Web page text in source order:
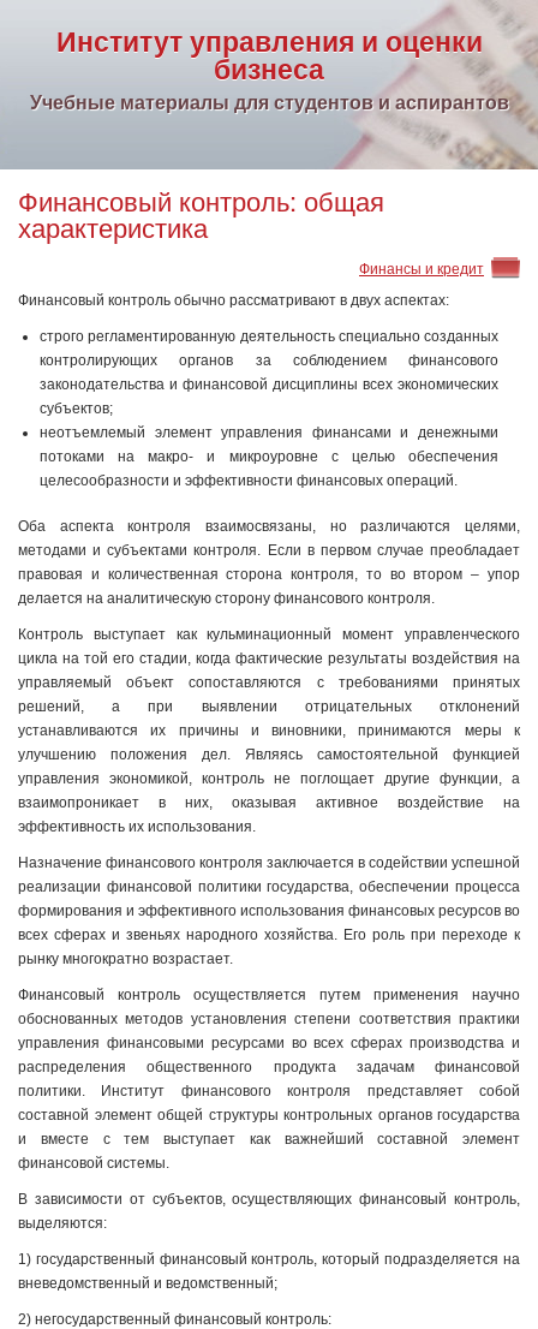
Институт управления и оценки
бизнеса
Учебные материалы для студентов и аспирантов
Финансовый контроль: общая
характеристика
Финансы и кредит
Финансовый контроль обычно рассматривают в двух аспектах:
строго регламентированную деятельность специально созданных
контролирующих органов за соблюдением финансового
законодательства и финансовой дисциплины всех экономических
субъектов;
неотъемлемый элемент управления финансами и денежными
потоками на макро- и микроуровне с целью обеспечения
целесообразности и эффективности финансовых операций.
Оба аспекта контроля взаимосвязаны, но различаются целями,
методами и субъектами контроля. Если в первом случае преобладает
правовая и количественная сторона контроля, то во втором – упор
делается на аналитическую сторону финансового контроля.
Контроль выступает как кульминационный момент управленческого
цикла на той его стадии, когда фактические результаты воздействия на
управляемый объект сопоставляются с требованиями принятых
решений, а при выявлении отрицательных отклонений
устанавливаются их причины и виновники, принимаются меры к
улучшению положения дел. Являясь самостоятельной функцией
управления экономикой, контроль не поглощает другие функции, а
взаимопроникает в них, оказывая активное воздействие на
эффективность их использования.
Назначение финансового контроля заключается в содействии успешной
реализации финансовой политики государства, обеспечении процесса
формирования и эффективного использования финансовых ресурсов во
всех сферах и звеньях народного хозяйства. Его роль при переходе к
рынку многократно возрастает.
Финансовый контроль осуществляется путем применения научно
обоснованных методов установления степени соответствия практики
управления финансовыми ресурсами во всех сферах производства и
распределения общественного продукта задачам финансовой
политики. Институт финансового контроля представляет собой
составной элемент общей структуры контрольных органов государства
и вместе с тем выступает как важнейший составной элемент
финансовой системы.
В зависимости от субъектов, осуществляющих финансовый контроль,
выделяются:
1) государственный финансовый контроль, который подразделяется на
вневедомственный и ведомственный;
2) негосударственный финансовый контроль: